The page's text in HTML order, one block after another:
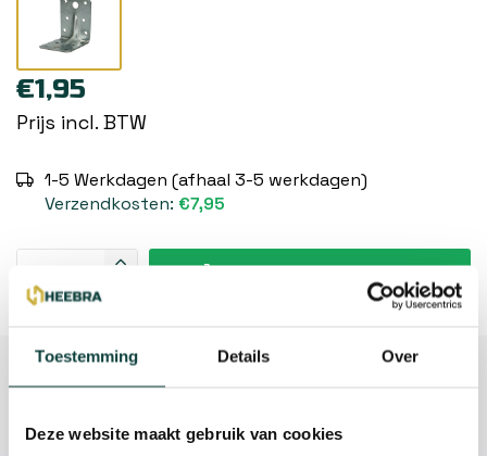
Toestemming Details Over
Deze website maakt gebruik van cookies
€1,95
Prijs incl. BTW
1-5 Werkdagen (afhaal 3-5 werkdagen)
Verzendkosten: €7,95
Beschrijving